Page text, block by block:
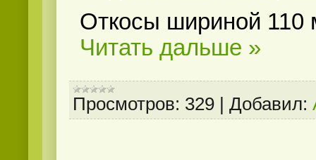
Откосы шириной 110
Читать дальше »
Просмотров: 329 | Добавил: